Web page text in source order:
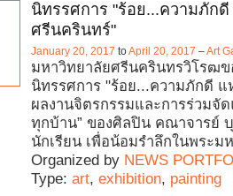
นิทรรศการ "ร้อย...ความภัก
ศรีนครินทร์"
January 20, 2017 toApril 20, 2017 –Art
มหาวิทยาลัยศรีนครินทรวิโรฒ
นิทรรศการ "ร้อย...ความภักดี
ผลงานจิตรกรรมและการร่วมจั
ทุกบ้าน” ของศิลปิน คณาจารย์
นักเรียน เพื่อน้อมรำลึกในพระม
Organized by NEWS
Type: art, exhibition, painting